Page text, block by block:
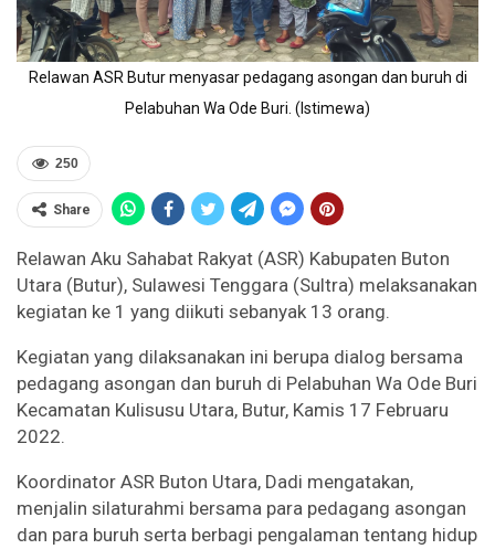
Relawan ASR Butur menyasar pedagang asongan dan buruh di
Pelabuhan Wa Ode Buri. (Istimewa)
250
Share
Relawan Aku Sahabat Rakyat (ASR) Kabupaten Buton
Utara (Butur), Sulawesi Tenggara (Sultra) melaksanakan
kegiatan ke 1 yang diikuti sebanyak 13 orang.
Kegiatan yang dilaksanakan ini berupa dialog bersama
pedagang asongan dan buruh di Pelabuhan Wa Ode Buri
Kecamatan Kulisusu Utara, Butur, Kamis 17 Februaru
2022.
Koordinator ASR Buton Utara, Dadi mengatakan,
menjalin silaturahmi bersama para pedagang asongan
dan para buruh serta berbagi pengalaman tentang hidup